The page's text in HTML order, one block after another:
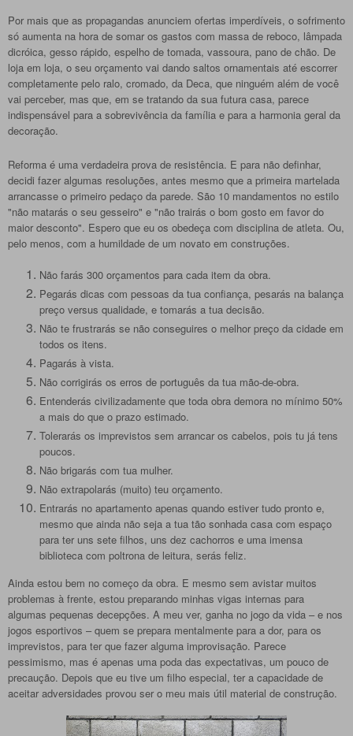
Por mais que as propagandas anunciem ofertas imperdíveis, o sofrimento
só aumenta na hora de somar os gastos com massa de reboco, lâmpada
dicróica, gesso rápido, espelho de tomada, vassoura, pano de chão. De
loja em loja, o seu orçamento vai dando saltos ornamentais até escorrer
completamente pelo ralo, cromado, da Deca, que ninguém além de você
vai perceber, mas que, em se tratando da sua futura casa, parece
indispensável para a sobrevivência da família e para a harmonia geral da
decoração.
Reforma é uma verdadeira prova de resistência. E para não definhar,
decidi fazer algumas resoluções, antes mesmo que a primeira martelada
arrancasse o primeiro pedaço da parede. São 10 mandamentos no estilo
"não matarás o seu gesseiro" e "não trairás o bom gosto em favor do
maior desconto". Espero que eu os obedeça com disciplina de atleta. Ou,
pelo menos, com a humildade de um novato em construções.
Não farás 300 orçamentos para cada item da obra.
Pegarás dicas com pessoas da tua confiança, pesarás na balança
preço versus qualidade, e tomarás a tua decisão.
Não te frustrarás se não conseguires o melhor preço da cidade em
todos os itens.
Pagarás à vista.
Não corrigirás os erros de português da tua mão-de-obra.
Entenderás civilizadamente que toda obra demora no mínimo 50%
a mais do que o prazo estimado.
Tolerarás os imprevistos sem arrancar os cabelos, pois tu já tens
poucos.
Não brigarás com tua mulher.
Não extrapolarás (muito) teu orçamento.
Entrarás no apartamento apenas quando estiver tudo pronto e,
mesmo que ainda não seja a tua tão sonhada casa com espaço
para ter uns sete filhos, uns dez cachorros e uma imensa
biblioteca com poltrona de leitura, serás feliz.
Ainda estou bem no começo da obra. E mesmo sem avistar muitos
problemas à frente, estou preparando minhas vigas internas para
algumas pequenas decepções. A meu ver, ganha no jogo da vida – e nos
jogos esportivos – quem se prepara mentalmente para a dor, para os
imprevistos, para ter que fazer alguma improvisação. Parece
pessimismo, mas é apenas uma poda das expectativas, um pouco de
precaução. Depois que eu tive um filho especial, ter a capacidade de
aceitar adversidades provou ser o meu mais útil material de construção.